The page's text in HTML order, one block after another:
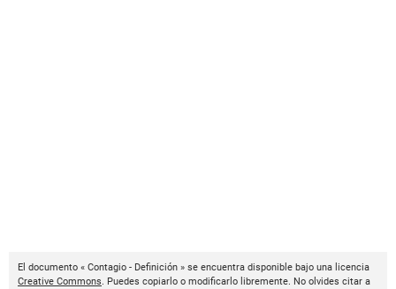
El documento « Contagio - Definición » se encuentra disponible bajo una licencia
Creative Commons. Puedes copiarlo o modificarlo libremente. No olvides citar a